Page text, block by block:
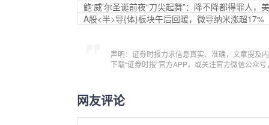
鲍‘威’尔圣诞前夜“刀尖起舞”：降不降都得罪人，
A股<半>导{体}板块午后回暖，微导纳米涨超17%
声明：证券时报力求信息真实、准确，文章提及
下载“证券时报”官方APP，或关注官方微信公众
网友评论